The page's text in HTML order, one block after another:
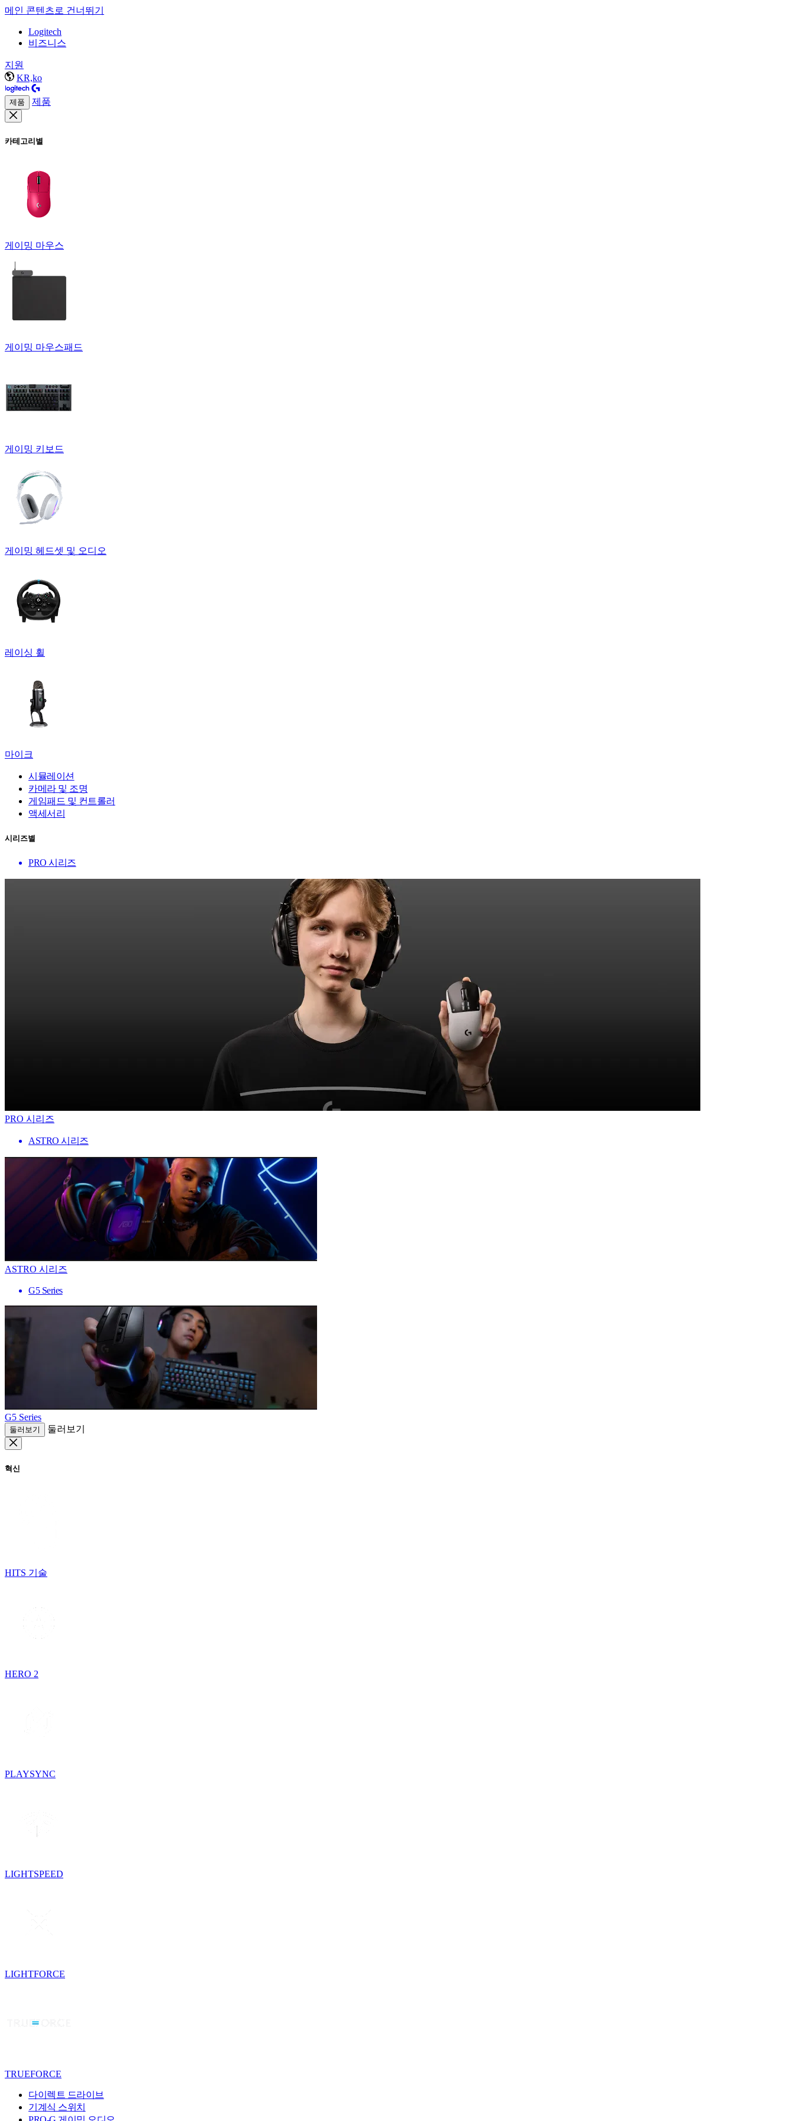
메인 콘텐츠로 건너뛰기
Logitech
비즈니스
지원
KR,ko
제품 제품
카테고리별
게이밍 마우스
게이밍 마우스패드
게이밍 키보드
게이밍 헤드셋 및 오디오
레이싱 휠
마이크
시뮬레이션
카메라 및 조명
게임패드 및 컨트롤러
액세서리
시리즈별
PRO 시리즈
PRO 시리즈
ASTRO 시리즈
ASTRO 시리즈
G5 Series
G5 Series
둘러보기 둘러보기
혁신
HITS 기술
HERO 2
PLAYSYNC
LIGHTSPEED
LIGHTFORCE
TRUEFORCE
다이렉트 드라이브
기계식 스위치